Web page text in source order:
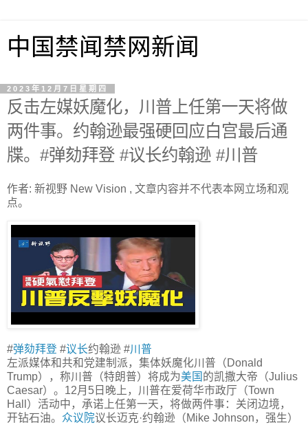
中国禁闻禁网新闻
2023年12月7日星期四
反击左媒妖魔化，川普上任第一天将做
两件事。约翰逊最强硬回应白宫最后通
牒。#弹劾拜登 #议长约翰逊 #川普
作者: 新视野 New Vision , 文章内容并不代表本网立场和观
点。
#弹劾拜登 #议长约翰逊 #川普
左派媒体和共和党建制派，集体妖魔化川普（Donald
Trump），称川普（特朗普）将成为美国 的凯撒大帝（Julius
Caesar）。12月5日晚上，川普在爱荷华市政厅（Town
Hall）活动中，承诺上任第一天，将做两件事：关闭边境，
开钻石油。 众议院议长迈克·约翰逊（Mike Johnson，强生）